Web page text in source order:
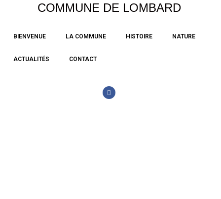
au
COMMUNE DE LOMBARD
BIENVENUE LA COMMUNE HISTOIRE NATURE
ACTUALITÉS CONTACT